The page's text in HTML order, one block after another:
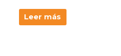
Leer más